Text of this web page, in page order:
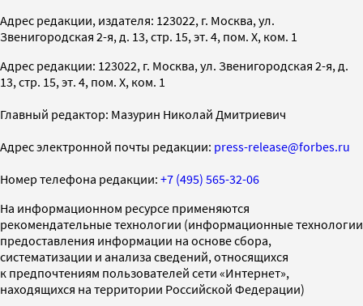
Адрес редакции, издателя: 123022, г. Москва, ул.
Звенигородская 2-я, д. 13, стр. 15, эт. 4, пом. X, ком. 1
Адрес редакции: 123022, г. Москва, ул. Звенигородская 2-я, д.
13, стр. 15, эт. 4, пом. X, ком. 1
Главный редактор: Мазурин Николай Дмитриевич
Адрес электронной почты редакции: press-release@forbes.ru
Номер телефона редакции: +7 (495) 565-32-06
На информационном ресурсе применяются
рекомендательные технологии (информационные технологии
предоставления информации на основе сбора,
систематизации и анализа сведений, относящихся
к предпочтениям пользователей сети «Интернет»,
находящихся на территории Российской Федерации)